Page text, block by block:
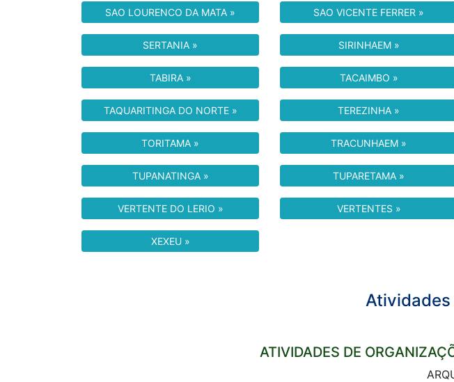
SAO LOURENCO DA MATA » SAO VICENTE FERRER »
SERTANIA » SIRINHAEM »
TABIRA » TACAIMBO »
TAQUARITINGA DO NORTE » TEREZINHA »
TORITAMA » TRACUNHAEM »
TUPANATINGA » TUPARETAMA »
VERTENTE DO LERIO » VERTENTES »
XEXEU »
ATIVIDADES DE